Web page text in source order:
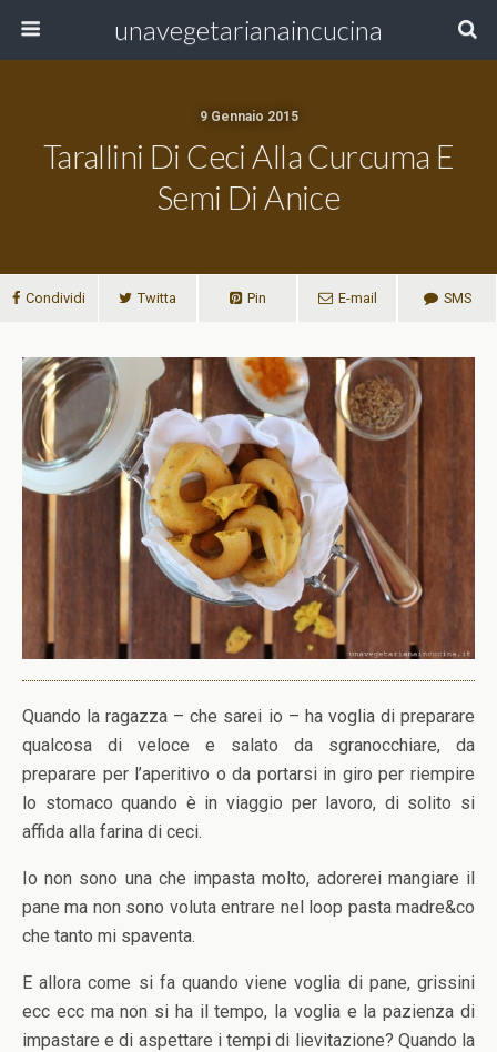
unavegetarianaincucina
9 Gennaio 2015
Tarallini Di Ceci Alla Curcuma E
Semi Di Anice
Condividi Twitta Pin E-mail SMS
Quando la ragazza – che sarei io – ha voglia di preparare
qualcosa di veloce e salato da sgranocchiare, da
preparare per l’aperitivo o da portarsi in giro per riempire
lo stomaco quando è in viaggio per lavoro, di solito si
affida alla farina di ceci.
Io non sono una che impasta molto, adorerei mangiare il
pane ma non sono voluta entrare nel loop pasta madre&co
che tanto mi spaventa.
E allora come si fa quando viene voglia di pane, grissini
ecc ecc ma non si ha il tempo, la voglia e la pazienza di
impastare e di aspettare i tempi di lievitazione? Quando la